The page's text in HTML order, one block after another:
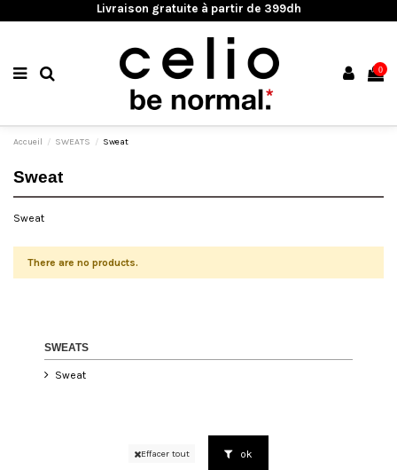
Livraison gratuite à partir de 399dh
0
Accueil SWEATS Sweat
Sweat
Sweat
There are no products.
SWEATS
Sweat
Effacer tout ok